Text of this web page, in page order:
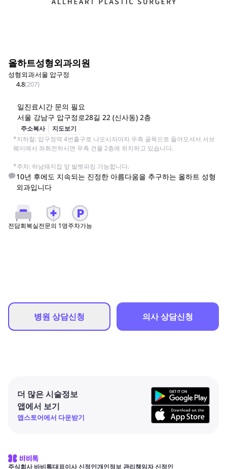
올하트성형외과의원
성형외과서울 압구정
4.8(207)
일진료시간 문의 필요
서울 강남구 압구정로28길 22 (신사동) 2층
주소복사
지도보기
*지하철: 압구정역 4번출구로 나오시자마자 우측 골목으로 들어오셔서 서브
웨이에서 좌회전하시면 우측 건물 2층에 위치하고 있습니다.
*주차: 하남돼지집 앞 발렛파킹 가능합니다.
10년 후에도 지속되는 진정한 아름다움을 추구하는 올하트 성형
외과입니다
전담회복실전문의 1명주차가능
병원 상담신청 의사 상담신청
더 많은 시술정보
앱에서 보기
앱스토어에서 다운받기
주식회사 바비톡대표이사 신정인개인정보 관리책임자 신정인